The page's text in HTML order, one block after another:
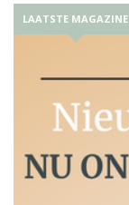
LAATSTE MAGAZINE